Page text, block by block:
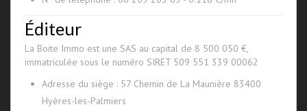
Éditeur
La Boite Immo est une SAS au capital de 8 500 050 €,
immatriculée sous le numéro SIRET 509 551 339 00062
Adresse du siège : 57 Chemin de La Maunière 83400
Hyères-les-Palmiers